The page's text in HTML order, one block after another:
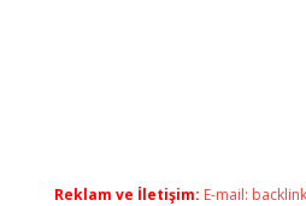
Reklam ve İletişim: E-mail: